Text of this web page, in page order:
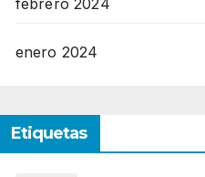
febrero 2024
enero 2024
Etiquetas